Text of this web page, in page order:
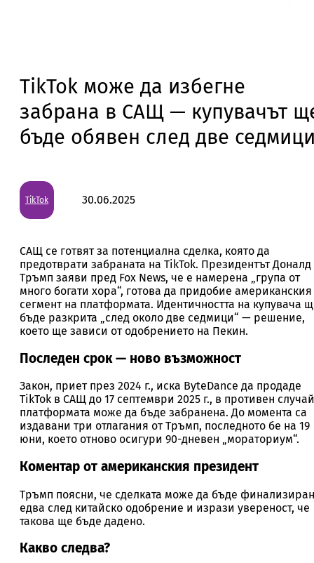
TikTok може да избегне
забрана в САЩ — купувачът
бъде обявен след две
TikTok 30.06.2025
САЩ се готвят за потенциална сделка, която да
предотврати забраната на TikTok. Президентът Доналд
Тръмп заяви пред Fox News, че е намерена „група от
много богати хора“, готова да придобие американския
сегмент на платформата. Идентичността на купувача
бъде разкрита „след около две седмици“ — решение,
което ще зависи от одобрението на Пекин.
Последен срок — ново възможност
Закон, приет през 2024 г., иска ByteDance да продаде
TikTok в САЩ до 17 септември 2025 г., в противен случай
платформата може да бъде забранена. До момента са
издавани три отлагания от Тръмп, последното бе на 19
юни, което отново осигури 90-дневен „мораториум“.
Коментар от американския президент
Тръмп поясни, че сделката може да бъде
едва след китайско одобрение и изрази увереност, че
такова ще бъде дадено.
Какво следва?